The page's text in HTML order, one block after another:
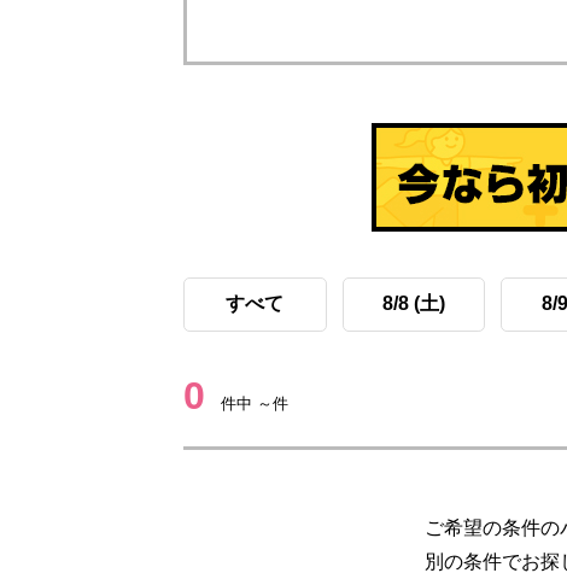
すべて 8/8 (土) 8/
0 件中 ～件
ご希望の条件の
別の条件でお